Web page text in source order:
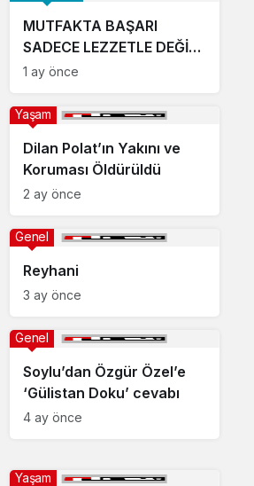
MUTFAKTA BAŞARI
SADECE LEZZETLE DEĞİL.
İSRAFI ÖNLEYEBİLMEKLE
1 ay önce
Dilan Polat’ın Yakını ve
Koruması Öldürüldü
Yaşam
2 ay önce
Reyhani
Genel
3 ay önce
Soylu’dan Özgür Özel’e
‘Gülistan Doku’ cevabı
Genel
4 ay önce
Yaşam